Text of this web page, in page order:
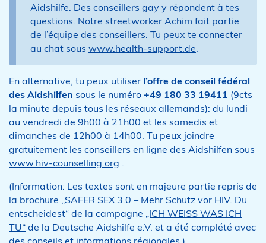
Aidshilfe. Des conseillers gay y répondent à tes
questions. Notre streetworker Achim fait partie
de l’équipe des conseillers. Tu peux te connecter
au chat sous www.health-support.de
En alternative, tu peux utiliser l’offre de conseil fédéral
des Aidshilfen sous le numéro +49 180 33 19411 (9cts
la minute depuis tous les réseaux allemands): du lundi
au vendredi de 9h00 à 21h00 et les samedis et
dimanches de 12h00 à 14h00. Tu peux joindre
gratuitement les conseillers en ligne des Aidshilfen sous
www.hiv-counselling.org
(Information: Les textes sont en majeure partie repris de
la brochure „SAFER SEX 3.0 – Mehr Schutz vor HIV. Du
entscheidest“ de la campagne „ICH WEISS WAS ICH
TU“ de la Deutsche Aidshilfe e.V. et a été complété avec
des conseils et informations régionales.)